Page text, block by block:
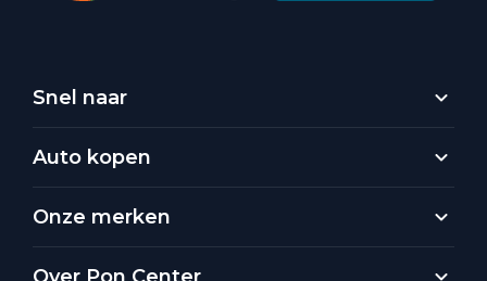
Snel naar
Auto kopen
Onze merken